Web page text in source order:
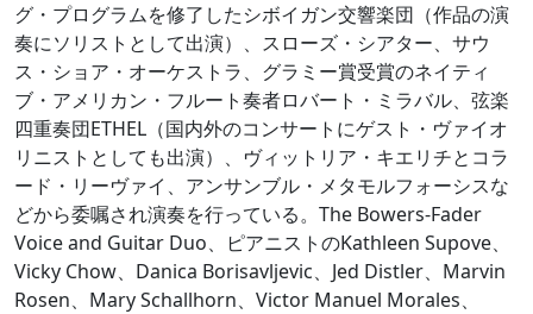
グ・プログラムを修了したシボイガン交響楽団（作品の演
奏にソリストとして出演）、スローズ・シアター、サウ
ス・ショア・オーケストラ、グラミー賞受賞のネイティ
ブ・アメリカン・フルート奏者ロバート・ミラバル、弦楽
四重奏団ETHEL（国内外のコンサートにゲスト・ヴァイオ
リニストとしても出演）、ヴィットリア・キエリチとコラ
ード・リーヴァイ、アンサンブル・メタモルフォーシスな
どから委嘱され演奏を行っている。The Bowers-Fader
Voice and Guitar Duo、ピアニストのKathleen Supove、
Vicky Chow、Danica Borisavljevic、Jed Distler、Marvin
Rosen、Mary Schallhorn、Victor Manuel Morales、